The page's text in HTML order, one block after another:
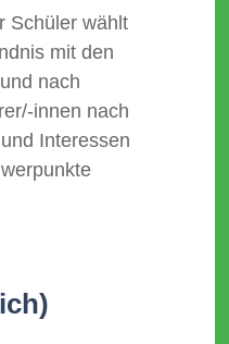
Schüler wählt
mit den
nach
innen nach
Interessen